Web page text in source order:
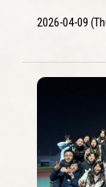
2026-04-09